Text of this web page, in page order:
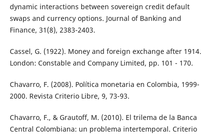
dynamic interactions between sovereign credit default
swaps and currency options. Journal of Banking and
Finance, 31(8), 2383-2403.
Cassel, G. (1922). Money and foreign exchange after 1914.
London: Constable and Company Limited, pp. 101 - 170.
Chavarro, F. (2008). Política monetaria en Colombia, 1999-
2000. Revista Criterio Libre, 9, 73-93.
Chavarro, F., & Grautoff, M. (2010). El trilema de la Banca
Central Colombiana: un problema intertemporal. Criterio